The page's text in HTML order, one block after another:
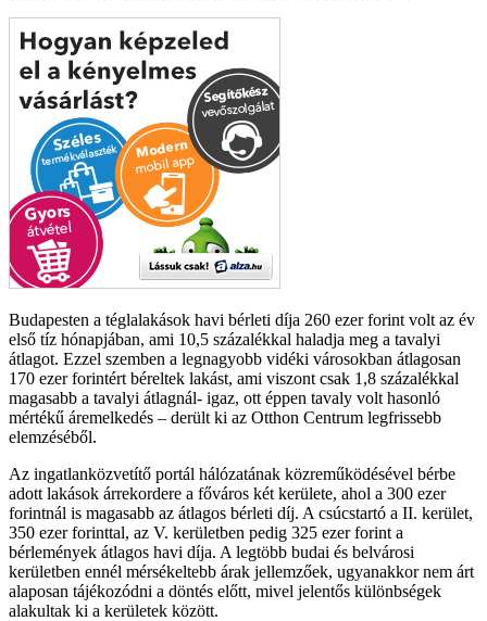
Budapesten a téglalakások havi bérleti díja 260 ezer forint volt az év
első tíz hónapjában, ami 10,5 százalékkal haladja meg a tavalyi
átlagot. Ezzel szemben a legnagyobb vidéki városokban átlagosan
170 ezer forintért béreltek lakást, ami viszont csak 1,8 százalékkal
magasabb a tavalyi átlagnál- igaz, ott éppen tavaly volt hasonló
mértékű áremelkedés – derült ki az Otthon Centrum legfrissebb
elemzéséből.
Az ingatlanközvetítő portál hálózatának közreműködésével bérbe
adott lakások árrekordere a főváros két kerülete, ahol a 300 ezer
forintnál is magasabb az átlagos bérleti díj. A csúcstartó a II. kerület,
350 ezer forinttal, az V. kerületben pedig 325 ezer forint a
bérlemények átlagos havi díja. A legtöbb budai és belvárosi
kerületben ennél mérsékeltebb árak jellemzőek, ugyanakkor nem árt
alaposan tájékozódni a döntés előtt, mivel jelentős különbségek
alakultak ki a kerületek között.